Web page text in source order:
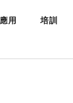
用 培訓